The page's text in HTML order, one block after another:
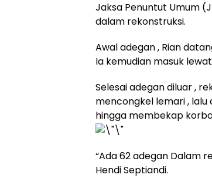
Jaksa Penuntut Umum
dalam rekonstruksi.
Awal adegan , Rian
Ia kemudian masuk
Selesai adegan diluar ,
mencongkel lemari ,
hingga membekap
“Ada 62 adegan Dalam
Hendi Septiandi.